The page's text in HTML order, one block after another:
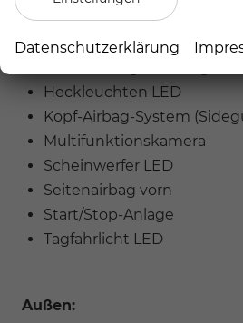
(Audi pre sense City)
Geschwindigkeits-
Heckleuchten LED
Kopf-Airbag-System
Multifunktionskamera
Scheinwerfer LED
Seitenairbag vorn
Start/Stop-Anlage
Tagfahrlicht LED
Außen:
Datenschutzerklärung